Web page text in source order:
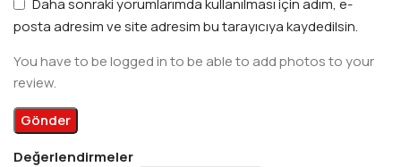
Değerlendirmeler
Daha sonraki yorumlarımda kullanılması için adım, e-
posta adresim ve site adresim bu tarayıcıya kaydedilsin.
You have to be logged in to be able to add photos to your
review.